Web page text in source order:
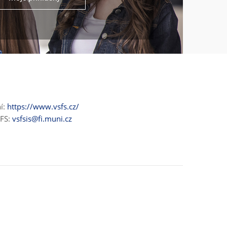
https://www.vsfs.cz/
vsfsis@fi.muni.cz